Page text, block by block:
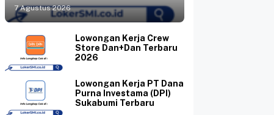
7 Agustus 2026
Lowongan Kerja Crew
Store Dan+Dan Terbaru
2026
Lowongan Kerja PT Dana
Purna Investama (DPI)
Sukabumi Terbaru